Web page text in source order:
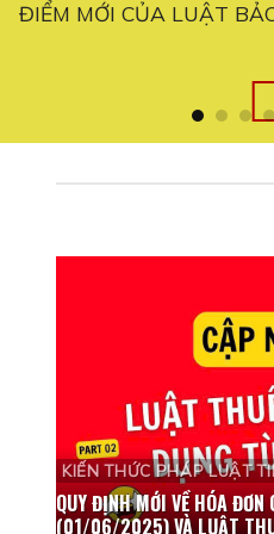
Quy định mới đối với hộ
KIẾN THỨC PHÁP LUẬT
QUY ĐỊNH MỚI VỀ HÓA
(01/06/2025) VÀ LUẬT